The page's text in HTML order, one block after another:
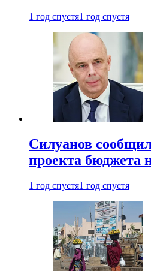
1 год спустя1 год спустя
Силуанов
проекта бюджета
1 год спустя1 год спустя